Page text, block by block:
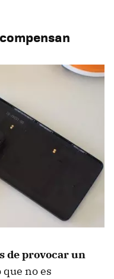
de provocar un
que no es